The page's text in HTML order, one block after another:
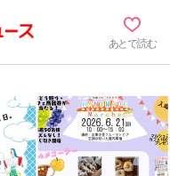
あとで読む